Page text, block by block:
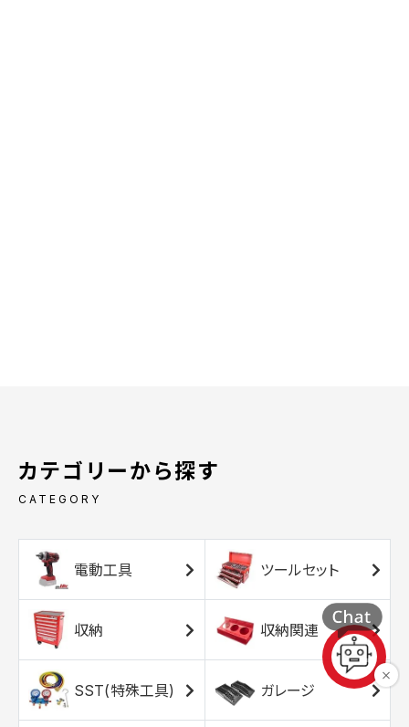
カテゴリーから探す
CATEGORY
電動工具 ツールセット
収納 収納関連
SST(特殊工具) ガレージ